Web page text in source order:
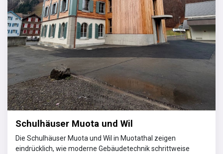
Schulhäuser Muota und Wil
Die Schulhäuser Muota und Wil in Muotathal zeigen
eindrücklich, wie moderne Gebäudetechnik schrittweise